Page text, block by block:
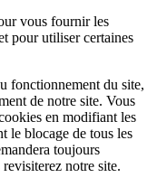
vous fournir les
pour utiliser certaines
fonctionnement du site,
de notre site. Vous
en modifiant les
le blocage de tous les
toujours
notre site.